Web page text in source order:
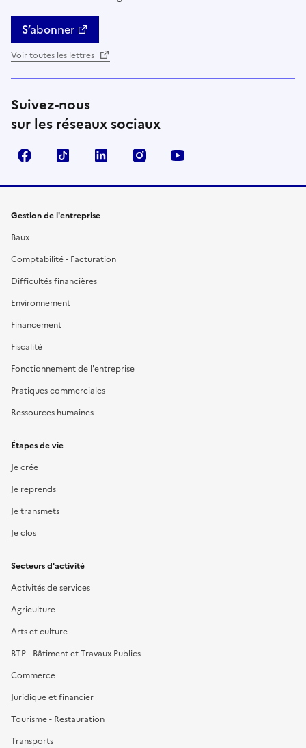
S’abonner
Voir toutes les lettres
Suivez-nous
sur les réseaux sociaux
FacebookTikTok Linkedin Instagram
Gestion de l'entreprise
Baux
Comptabilité - Facturation
Difficultés financières
Environnement
Financement
Fiscalité
Fonctionnement de l'entreprise
Pratiques commerciales
Ressources humaines
Étapes de vie
Je crée
Je reprends
Je transmets
Je clos
Secteurs d'activité
Activités de services
Agriculture
Arts et culture
BTP - Bâtiment et Travaux Publics
Commerce
Juridique et financier
Tourisme - Restauration
Transports